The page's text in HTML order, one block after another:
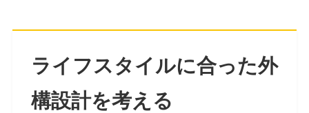
ライフスタイルに合った外
構設計を考える